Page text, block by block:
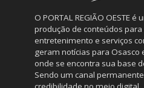
O PORTAL REGIÃO OESTE
produção de conteúdos
entretenimento e serviços
geram notícias para Osasco
onde se encontra sua base
Sendo um canal